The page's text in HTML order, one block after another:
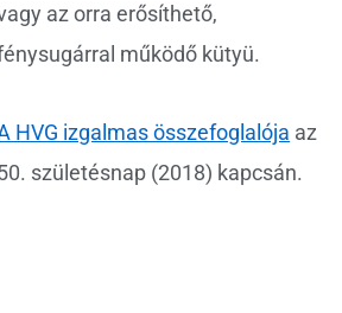
az orra erősíthető,
működő kütyü.
HVG izgalmas összefoglalója az
születésnap (2018) kapcsán.